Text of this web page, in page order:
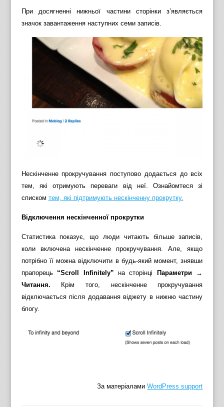
При досягненні нижньої частини сторінки з’являється
значок завантаження наступних семи записів.
Нескінченне прокручування поступово додається до всіх
тем, які отримують переваги від неї. Ознайомтеся зі
списком тем, які підтримують нескінченну прокрутку.
Відключення нескінченної прокрутки
Статистика показує, що люди читають більше записів,
коли включена нескінченне прокручування. Але, якщо
потрібно її можна відключити в будь-який момент, знявши
прапорець “Scroll Infinitely” на сторінці
Параметри →
Читання. Крім того, нескінченне прокручування
відключається після додавання віджету в нижню частину
блогу.
За матеріаламиWordPress support